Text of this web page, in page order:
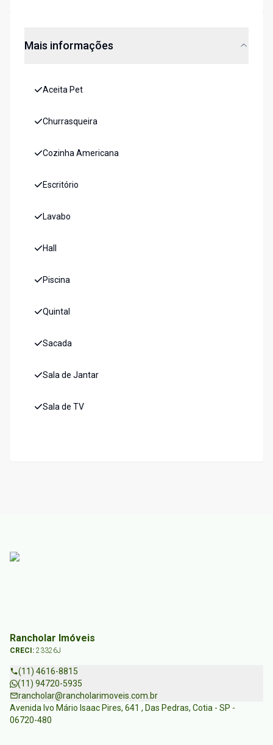
Mais informações
Aceita Pet
Churrasqueira
Cozinha Americana
Escritório
Lavabo
Hall
Piscina
Quintal
Sacada
Sala de Jantar
Sala de TV
Rancholar Imóveis
CRECI: 23326J
(11) 4616-8815
(11) 94720-5935
rancholar@rancholarimoveis.com.br
Avenida Ivo Mário Isaac Pires, 641 , Das Pedras, Cotia - SP -
06720-480